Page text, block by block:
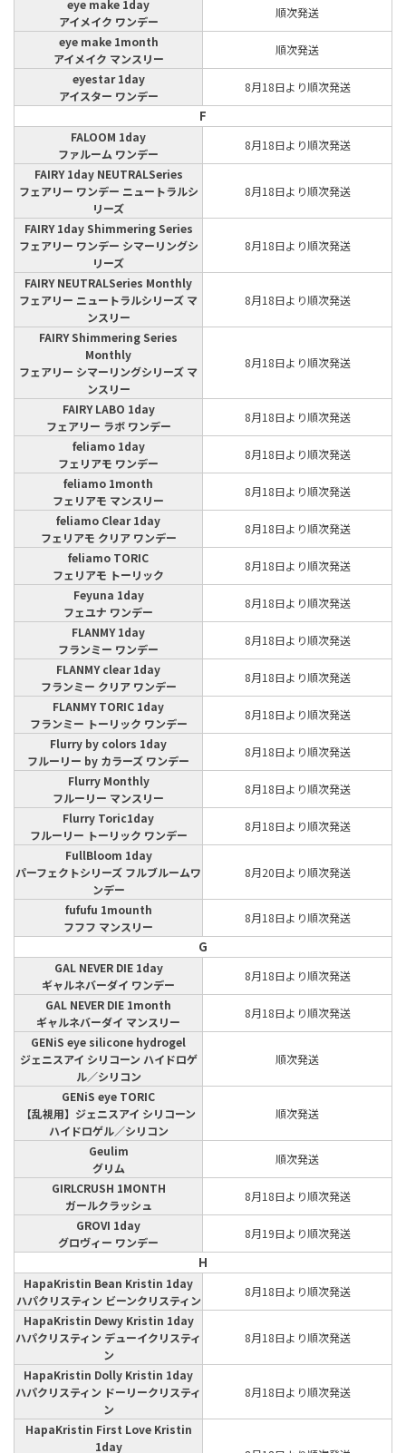
eye make 1day
アイメイク ワンデー
順次発送
eye make 1month
アイメイク マンスリー
順次発送
eyestar 1day
アイスター ワンデー
8月18日より順次発送
F
FALOOM 1day
ファルーム ワンデー
8月18日より順次発送
FAIRY 1day NEUTRALSeries
フェアリー ワンデー ニュートラルシ
リーズ
8月18日より順次発送
FAIRY 1day Shimmering Series
フェアリー ワンデー シマーリングシ
リーズ
8月18日より順次発送
FAIRY NEUTRALSeries Monthly
フェアリー ニュートラルシリーズ マ
ンスリー
8月18日より順次発送
FAIRY Shimmering Series
Monthly
フェアリー シマーリングシリーズ マ
ンスリー
8月18日より順次発送
FAIRY LABO 1day
フェアリー ラボ ワンデー
8月18日より順次発送
feliamo 1day
フェリアモ ワンデー
8月18日より順次発送
feliamo 1month
フェリアモ マンスリー
8月18日より順次発送
feliamo Clear 1day
フェリアモ クリア ワンデー
8月18日より順次発送
feliamo TORIC
フェリアモ トーリック
8月18日より順次発送
Feyuna 1day
フェユナ ワンデー
8月18日より順次発送
FLANMY 1day
フランミー ワンデー
8月18日より順次発送
FLANMY clear 1day
フランミー クリア ワンデー
8月18日より順次発送
FLANMY TORIC 1day
フランミー トーリック ワンデー
8月18日より順次発送
Flurry by colors 1day
フルーリー by カラーズ ワンデー
8月18日より順次発送
Flurry Monthly
フルーリー マンスリー
8月18日より順次発送
Flurry Toric1day
フルーリー トーリック ワンデー
8月18日より順次発送
FullBloom 1day
パーフェクトシリーズ フルブルームワ
ンデー
8月20日より順次発送
fufufu 1mounth
フフフ マンスリー
8月18日より順次発送
G
GAL NEVER DIE 1day
ギャルネバーダイ ワンデー
8月18日より順次発送
GAL NEVER DIE 1month
ギャルネバーダイ マンスリー
8月18日より順次発送
GENiS eye silicone hydrogel
ジェニスアイ シリコーン ハイドロゲ
ル／シリコン
順次発送
GENiS eye TORIC
【乱視用】ジェニスアイ シリコーン
ハイドロゲル／シリコン
順次発送
Geulim
グリム
順次発送
GIRLCRUSH 1MONTH
ガールクラッシュ
8月18日より順次発送
GROVI 1day
グロヴィー ワンデー
8月19日より順次発送
H
HapaKristin Bean Kristin 1day
ハパクリスティン ビーンクリスティン
8月18日より順次発送
HapaKristin Dewy Kristin 1day
ハパクリスティン デューイクリスティ
ン
8月18日より順次発送
HapaKristin Dolly Kristin 1day
ハパクリスティン ドーリークリスティ
ン
8月18日より順次発送
HapaKristin First Love Kristin
1day